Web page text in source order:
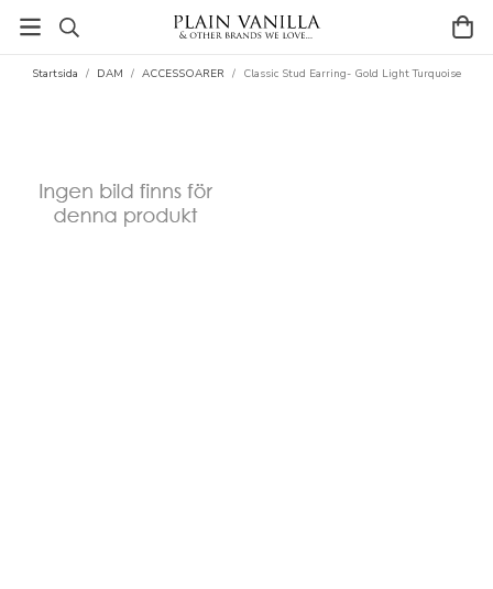
Startsida / DAM / ACCESSOARER / Classic Stud Earring- Gold Light Turquoise